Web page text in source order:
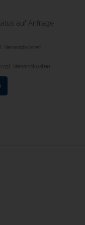
auf Anfrage
Versandkosten
zzgl. Versandkosten